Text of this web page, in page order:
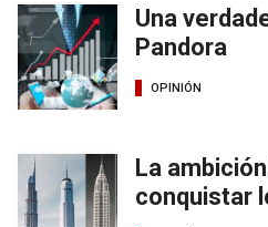
Una
Pandora
OPINIÓN
La
conquistar